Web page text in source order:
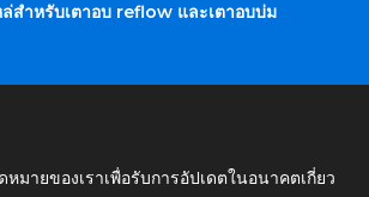
สำหรับเตาอบ reflow และเตาอบบ่ม
มายของเราเพื่อรับการอัปเดตในอนาคตเกี่ยว